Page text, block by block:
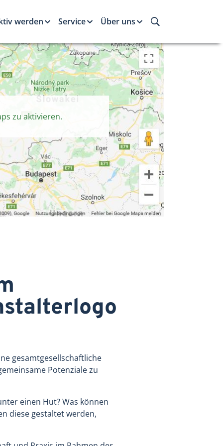
werden Service Über uns
zu aktivieren.
gesamtgesellschaftliche
Potenziale zu
einen Hut? Was können
diese gestaltet werden,